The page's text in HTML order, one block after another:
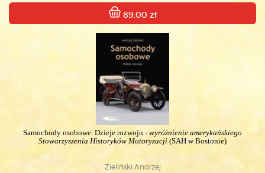
89.00 zł
Samochody osobowe. Dzieje rozwoju - wyróżnienie amerykańskiego
Stowarzyszenia Historyków Motoryzacji (SAH w Bostonie)
Zieliński Andrzej